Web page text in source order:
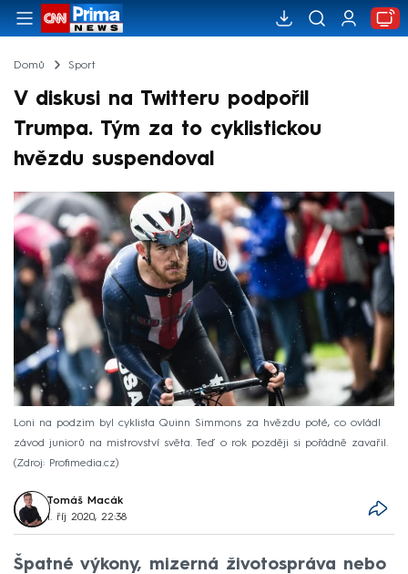
Domů Sport
V diskusi na Twitteru podpořil
Trumpa. Tým za to cyklistickou
hvězdu suspendoval
Loni na podzim byl cyklista Quinn Simmons za hvězdu poté, co ovládl
závod juniorů na mistrovství světa. Teď o rok později si pořádně zavařil.
Zdroj: Profimedia.cz
Tomáš Macák
1. říj 2020, 22:38
Špatné výkony, mizerná životospráva nebo